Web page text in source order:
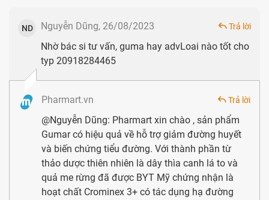
Sản phẩm Advanced Glucose được đánh giá cao tại Mỹ
Giá Advanced Glucose và địa chỉ mua uy tín
Sản phẩm
lưu hành khá nhiều trên thị trường với nhiều kênh bán hàng
đa dạng và phong phú. Cũng bởi vậy nên người tiêu dùng
rất dễ gặp phải tình trạng mua phải hàng giả, hàng nhái,
hàng kém chất lượng mà không hay biết.
Để tránh mua phải hàng nhái, bạn có thể tham khảo và
ND Nguyễn Dũng, 26/08/2023 Trả lời
Nhờ bác si tư vấn, guma hay advLoai nào tốt cho
typ 20918284465
Pharmart.vn Trả lời
@Nguyễn Dũng: Pharmart xin chào , sản phẩm
Gumar có hiệu quả về hỗ trợ giảm đường huyết
và biến chứng tiểu đường. Với thành phần từ
thảo dược thiên nhiên là dây thìa canh lá to và
quả me rừng đã được BYT Mỹ chứng nhận là
hoạt chất Crominex 3+ có tác dụng hạ đường